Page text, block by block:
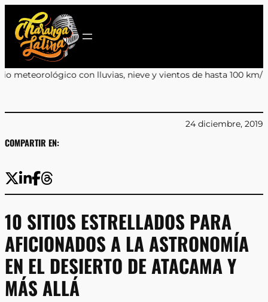
contenido
y vientos de hasta 100 km/h •Desarticulación de Redes
COMPARTIR EN:
24 diciembre, 2019
10 SITIOS ESTRELLADOS PARA
AFICIONADOS A LA ASTRONOMÍA
EN EL DESIERTO DE ATACAMA Y
MÁS ALLÁ